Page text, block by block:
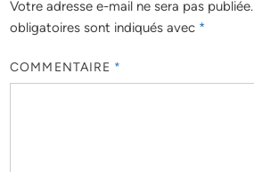
Votre adresse e-mail ne sera pas publiée.
obligatoires sont indiqués avec *
COMMENTAIRE *